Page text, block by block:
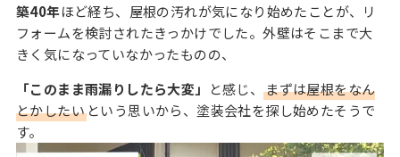
築40年ほど経ち、屋根の汚れが気になり始めたことが、リ
フォームを検討されたきっかけでした。外壁はそこまで大
きく気になっていなかったものの、
「このまま雨漏りしたら大変」
と感じ、まずは屋根をなん
とかしたいという思いから、塗装会社を探し始めたそうで
す。